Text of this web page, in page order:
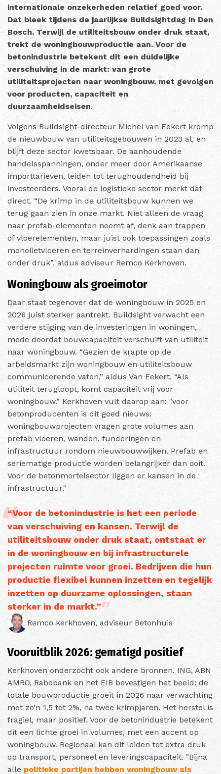
internationale onzekerheden relatief goed voor.
Dat bleek tijdens de jaarlijkse Buildsightdag in Den
Bosch. Terwijl de utiliteitsbouw onder druk staat,
trekt de woningbouwproductie aan. Voor de
betonindustrie betekent dit een duidelijke
verschuiving in de markt: van grote
utiliteitsprojecten naar woningbouw, met gevolgen
voor producten, capaciteit en
duurzaamheidseisen.
Volgens Buildsight-directeur Michel van Eekert kromp
de nieuwbouw van utiliteitsgebouwen in 2023 al, en
blijft deze sector kwetsbaar. De aanhoudende
handelsspanningen, onder meer door Amerikaanse
importtarieven, leiden tot terughoudendheid bij
investeerders. Vooral de logistieke sector merkt dat
direct. “De krimp in de utiliteitsbouw kunnen we
terug gaan zien in onze markt. Niet alleen de vraag
naar prefab-elementen neemt af, denk aan trappen
of vloerelementen, maar juist ook toepassingen zoals
monolietvloeren en terreinverhardingen staan dan
onder druk”, aldus adviseur Remco Kerkhoven.
Woningbouw als groeimotor
Daar staat tegenover dat de woningbouw in 2025 en
2026 juist sterker aantrekt. Buildsight verwacht een
verdere stijging van de investeringen in woningen,
mede doordat bouwcapaciteit verschuift van utiliteit
naar woningbouw. “Gezien de krapte op de
arbeidsmarkt zijn woningbouw en utiliteitsbouw
communicerende vaten,” aldus Van Eekert. “Als
utiliteit terugloopt, komt capaciteit vrij voor
woningbouw.” Kerkhoven vult daarop aan: "voor
betonproducenten is dit goed nieuws:
woningbouwprojecten vragen grote volumes aan
prefab vloeren, wanden, funderingen en
infrastructuur rondom nieuwbouwwijken. Prefab en
seriematige productie worden belangrijker dan ooit.
Voor de betonmortelsector liggen er kansen in de
infrastructuur."
“Voor de betonindustrie is het een periode
van verschuiving en kansen. Terwijl de
utiliteitsbouw onder druk staat, ontstaat er
in de woningbouw en bij infrastructurele
projecten ruimte voor groei. Bedrijven die hun
productie flexibel kunnen inzetten en tegelijk
inzetten op duurzame oplossingen, staan
sterker in de markt.”
Remco kerkhoven, adviseur Betonhuis
Vooruitblik 2026: gematigd positief
Kerkhoven onderzocht ook andere bronnen. ING, ABN
AMRO, Rabobank en het EIB bevestigen het beeld: de
totale bouwproductie groeit in 2026 naar verwachting
met zo’n 1,5 tot 2%, na twee krimpjaren. Het herstel is
fragiel, maar positief. Voor de betonindustrie betekent
dit een lichte groei in volumes, met een accent op
woningbouw. Regionaal kan dit leiden tot extra druk
op transport, personeel en leveringscapaciteit. "Bijna
alle politieke partijen hebben woningbouw als